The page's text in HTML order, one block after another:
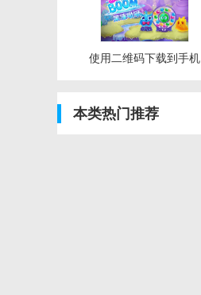
使用二维码下载到手机
本类热门推荐